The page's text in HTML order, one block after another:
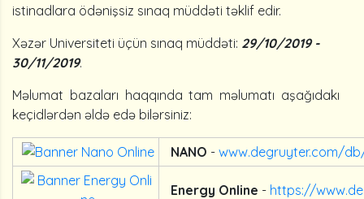
istinadlara ödənişsiz sınaq müddəti təklif edir.
Xəzər Universiteti üçün sınaq müddəti: 29/10/2019 -
30/11/2019.
Məlumat bazaları haqqında tam məlumatı aşağıdakı
keçidlərdən əldə edə bilərsiniz:
NANO - www.degruyter.com/
Energy Online - https://